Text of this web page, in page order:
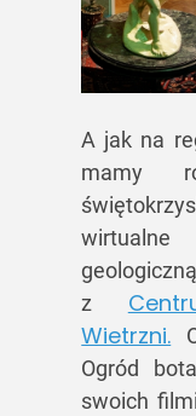
A jak na
mamy
z
Wietrzni.
Ogród
swoich